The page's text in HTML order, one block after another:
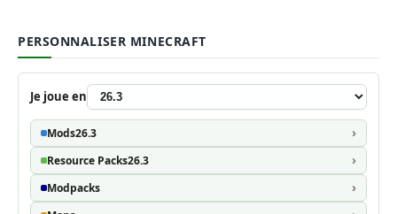
PERSONNALISER MINECRAFT
Je joue en
Mods26.3
Resource Packs26.3
Modpacks